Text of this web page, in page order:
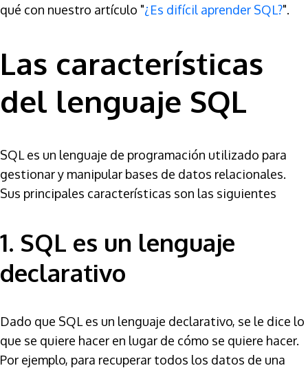
qué con nuestro artículo "¿Es difícil aprender SQL?".
Las características
del lenguaje SQL
SQL es un lenguaje de programación utilizado para
gestionar y manipular bases de datos relacionales.
Sus principales características son las siguientes
1. SQL es un lenguaje
declarativo
Dado que SQL es un lenguaje declarativo, se le dice lo
que se quiere hacer en lugar de cómo se quiere hacer.
Por ejemplo, para recuperar todos los datos de una